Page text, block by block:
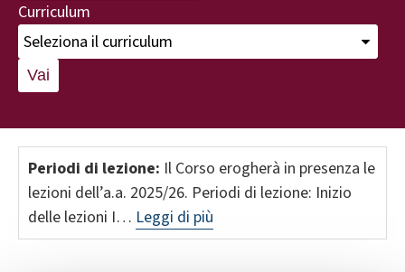
Curriculum
Vai
Periodi di lezione: Il Corso erogherà in presenza le
lezioni dell’a.a. 2025/26. Periodi di lezione: Inizio
delle lezioni I… Leggi di più